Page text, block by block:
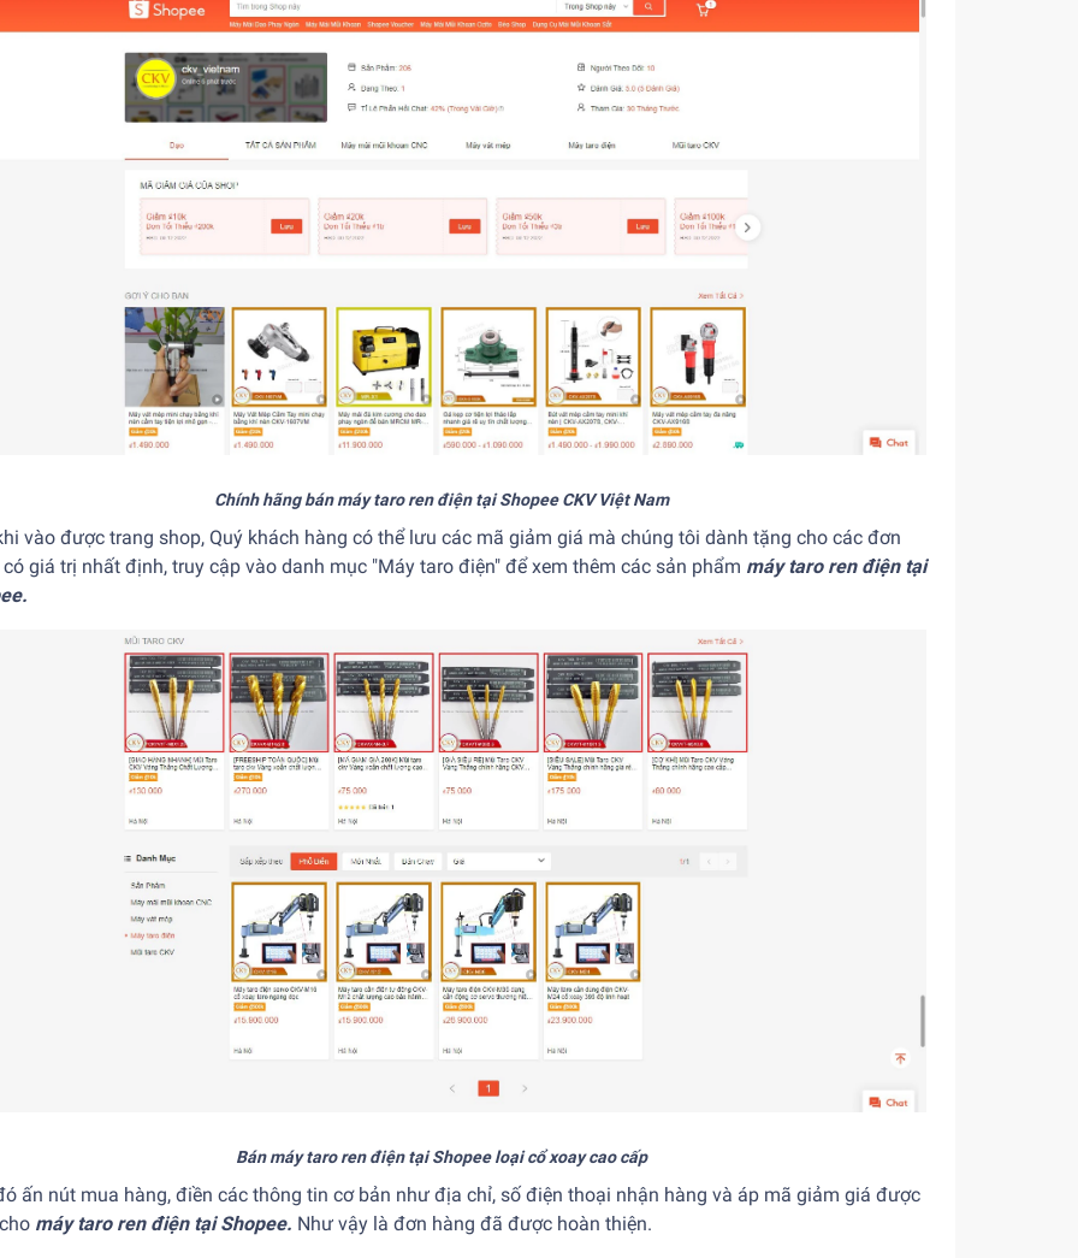
Chính hãng bán máy taro ren điện tại Shopee CKV Việt Nam
vào được trang shop, Quý khách hàng có thể lưu các mã giảm giá mà chúng tôi dành tặng cho các đơn
giá trị nhất định, truy cập vào danh mục "Máy taro điện" để xem thêm các sản phẩm máy taro ren điện tại
Bán máy taro ren điện tại Shopee loại cổ xoay cao cấp
ấn nút mua hàng, điền các thông tin cơ bản như địa chỉ, số điện thoại nhận hàng và áp mã giảm giá được
máy taro ren điện tại Shopee. Như vậy là đơn hàng đã được hoàn thiện.